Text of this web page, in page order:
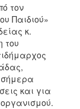
τον
Παιδιού»
κ.
του
σήμερα
και για